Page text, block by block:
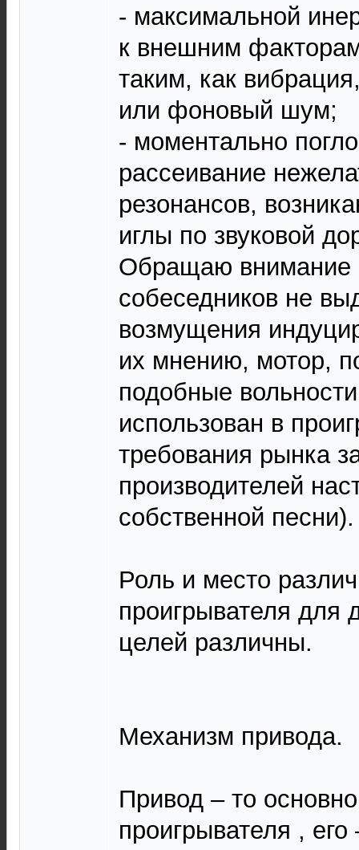
- максимальной
к внешним
таким, как
или фоновый шум;
- моментально
рассеивание
резонансов,
иглы по звуковой
Обращаю внимание
собеседников не
возмущения
их мнению, мотор,
подобные
использован в
требования рынка
производителей
собственной песни).
Роль и место
проигрывателя для
целей различны.
Механизм привода.
Привод – то
проигрывателя ,